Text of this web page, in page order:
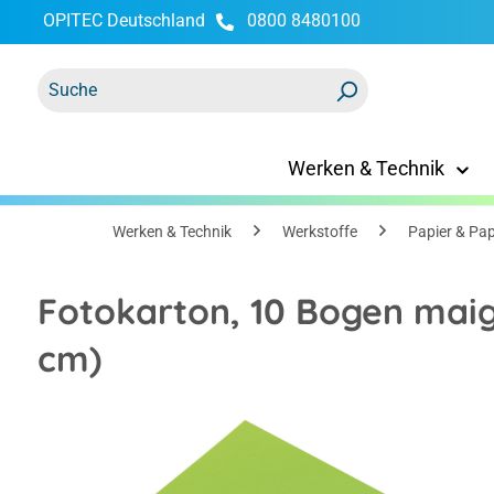
Zur Hauptnavigation springen
OPITEC Deutschland 0800 8480100
Werken & Technik
Werken & Technik Werkstoffe Papier &
Fotokarton, 10 Bogen
cm)